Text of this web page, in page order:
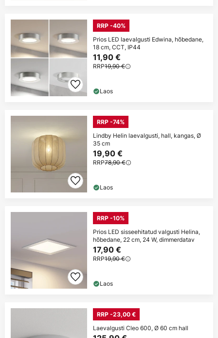
RRP -40%
Prios LED laevalgusti Edwina, hõbedane,
18 cm, CCT, IP44
11,90 €
RRP19,90 €
Laos
RRP -74%
Lindby Helin laevalgusti, hall, kangas, Ø
35 cm
19,90 €
RRP78,90 €
Laos
RRP -10%
Prios LED sisseehitatud valgusti Helina,
hõbedane, 22 cm, 24 W, dimmerdatav
17,90 €
RRP19,90 €
Laos
RRP -23,00 €
Laevalgusti Cleo 600, Ø 60 cm hall